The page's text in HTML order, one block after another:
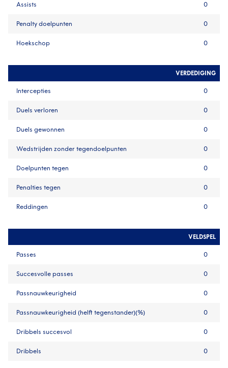
Assists 0
Penalty doelpunten 0
Hoekschop 0
VERDEDIGING
Intercepties 0
Duels verloren 0
Duels gewonnen 0
Wedstrijden zonder tegendoelpunten 0
Doelpunten tegen 0
Penalties tegen 0
Reddingen 0
VELDSPEL
Passes 0
Succesvolle passes 0
Passnauwkeurigheid 0
Passnauwkeurigheid (helft tegenstander)(%) 0
Dribbels succesvol 0
Dribbels 0